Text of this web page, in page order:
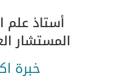
أستاذ علم
المستشار
خبرة